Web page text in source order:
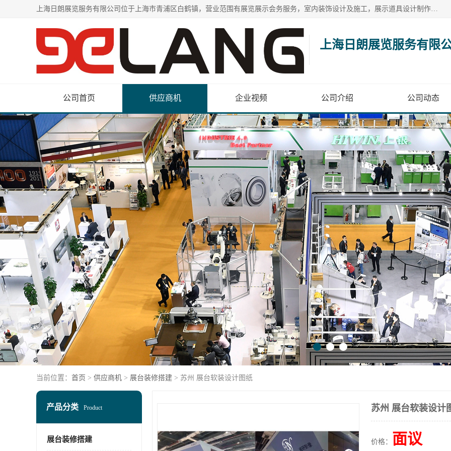
上海日朗展览服务有限公司位于上海市青浦区白鹤镇，营业范围有展览展示会务服务，室内装饰设计及施工，展示道具设计制作，舞台设计，图文设计，灯箱制作，园林绿化工程，广告装潢材料，建筑材料，办公用品，工艺礼品日用百货销售。
上海日朗展览服务有限
公司首页 供应商机 企业视频 公司介绍 公司动态
当前位置： 首页 > 供应商机 > 展台装修搭建 > 苏州 展台软装设计图纸
产品分类 Product
展台装修搭建
苏州 展台软装设计
价格： 面议